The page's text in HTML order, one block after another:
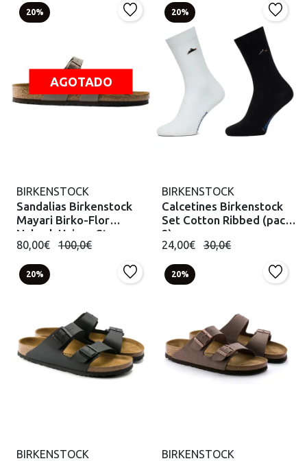
20%
AGOTADO
BIRKENSTOCK
Sandalias Birkenstock
Mayari Birko-Flor
Nubuck Unisex Stone
80,00€ 100,0€
20%
BIRKENSTOCK
Calcetines Birkenstock
Set Cotton Ribbed (pack
2)
24,00€ 30,0€
20%
BIRKENSTOCK
20%
BIRKENSTOCK